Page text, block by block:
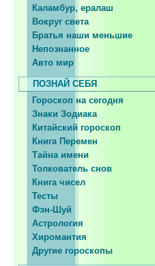
Каламбур, ералаш
Вокруг света
Братья наши меньшие
Непознанное
Авто мир
ПОЗНАЙ СЕБЯ
Гороскоп на сегодня
Знаки Зодиака
Китайский гороскоп
Книга Перемен
Тайна имени
Толкователь снов
Книга чисел
Тесты
Фэн-Шуй
Астрология
Хиромантия
Другие гороскопы